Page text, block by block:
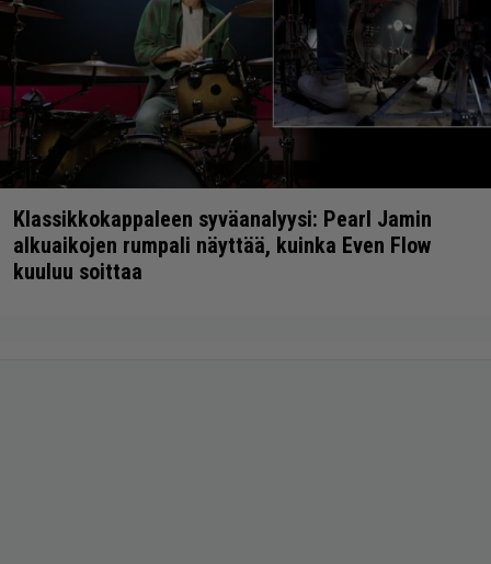
Klassikkokappaleen syväanalyysi: Pearl Jamin
alkuaikojen rumpali näyttää, kuinka Even Flow
kuuluu soittaa